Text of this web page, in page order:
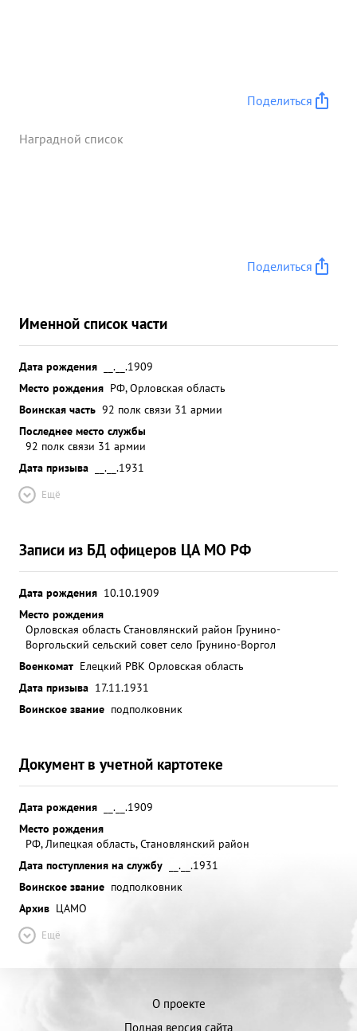
Поделиться
Наградной список
Поделиться
Именной список части
Дата рождения
__.__.1909
Место рождения РФ, Орловская область
Воинская часть 92 полк связи 31 армии
Последнее место службы
92 полк связи 31 армии
Дата призыва
__.__.1931
Ещё
Записи из БД офицеров ЦА МО РФ
Дата рождения 10.10.1909
Место рождения
Орловская область Становлянский район Грунино-
Воргольский сельский совет село Грунино-Воргол
Военкомат Елецкий РВК Орловская область
Дата призыва 17.11.1931
Воинское звание подполковник
Документ в учетной картотеке
Дата рождения
__.__.1909
Место рождения
РФ, Липецкая область, Становлянский район
Дата поступления на службу
__.__.1931
Воинское звание подполковник
Архив ЦАМО
Ещё
О проекте
Полная версия сайта